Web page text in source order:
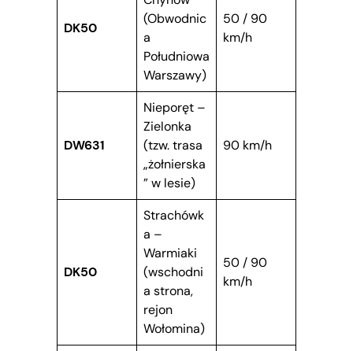
DK50
(Obwodnic
a
Południowa
Warszawy)
50 / 90
km/h
DW631
Nieporęt –
Zielonka
(tzw. trasa
„żołnierska
” w lesie)
90 km/h
DK50
Strachówk
a –
Warmiaki
(wschodni
a strona,
rejon
Wołomina)
50 / 90
km/h